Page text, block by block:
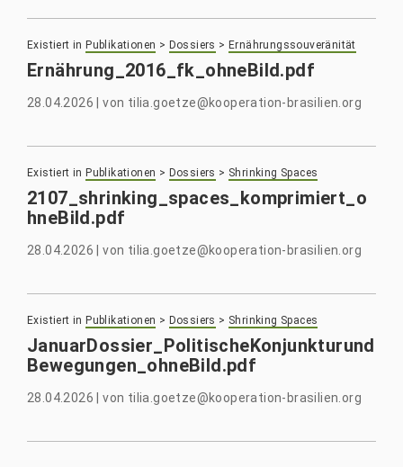
Existiert in Publikationen > Dossiers > Ernährungssouveränität
Ernährung_2016_fk_ohneBild.pdf
28.04.2026 |von tilia.goetze@kooperation-brasilien.org
Existiert in Publikationen > Dossiers > Shrinking Spaces
2107_shrinking_spaces_komprimiert_o
hneBild.pdf
28.04.2026 |von tilia.goetze@kooperation-brasilien.org
Existiert in Publikationen > Dossiers > Shrinking Spaces
JanuarDossier_PolitischeKonjunkturund
Bewegungen_ohneBild.pdf
28.04.2026 |von tilia.goetze@kooperation-brasilien.org